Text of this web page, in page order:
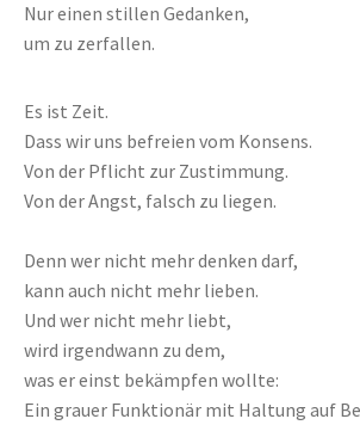
Nur einen stillen Gedanken,
um zu zerfallen.
Es ist Zeit.
Dass wir uns befreien vom Konsens.
Von der Pflicht zur Zustimmung.
Von der Angst, falsch zu liegen.
Denn wer nicht mehr denken darf,
kann auch nicht mehr lieben.
Und wer nicht mehr liebt,
wird irgendwann zu dem,
was er einst bekämpfen wollte:
Ein grauer Funktionär mit Haltung auf